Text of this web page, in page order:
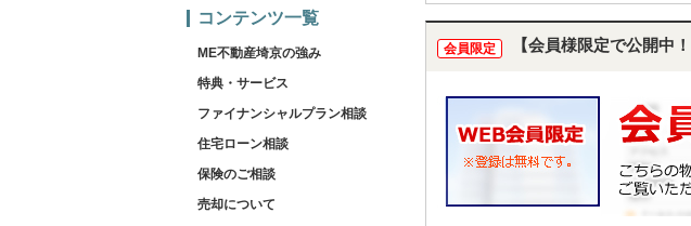
会員限定 【会員様限定で公開中！
コンテンツ一覧
ME不動産埼京の強み
特典・サービス
ファイナンシャルプラン相談
住宅ローン相談
保険のご相談
売却について